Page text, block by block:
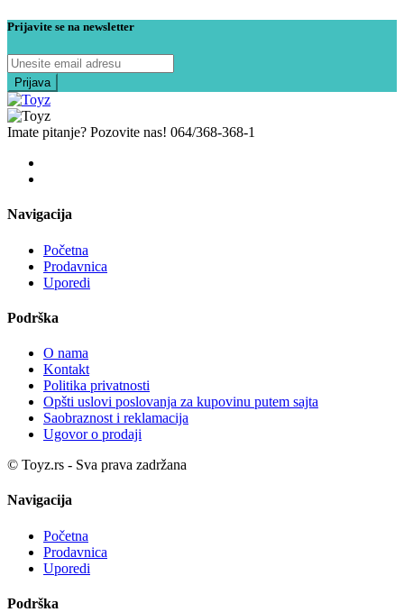
Prijavite se na newsletter
Imate pitanje? Pozovite nas! 064/368-368-1
Navigacija
Početna
Prodavnica
Uporedi
Podrška
O nama
Kontakt
Politika privatnosti
Opšti uslovi poslovanja za kupovinu putem sajta
Saobraznost i reklamacija
Ugovor o prodaji
© Toyz.rs - Sva prava zadržana
Navigacija
Početna
Prodavnica
Uporedi
Podrška